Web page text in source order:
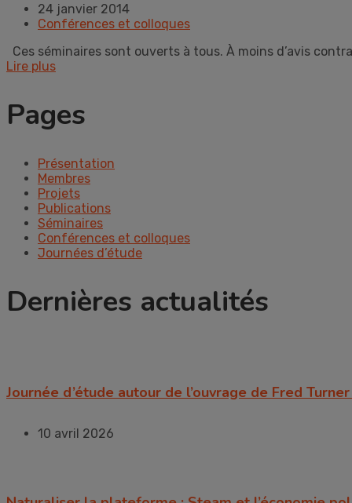
24 janvier 2014
Conférences et colloques
Ces séminaires sont ouverts à tous. À moins d’avis
Lire plus
Pages
Présentation
Membres
Projets
Publications
Séminaires
Conférences et colloques
Journées d’étude
Dernières actualités
Journée d’étude autour de l’ouvrage de Fred
10 avril 2026